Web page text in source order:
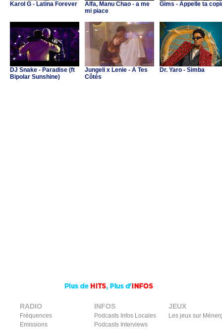
Karol G - Latina Forever
Alfa, Manu Chao - a me
mi piace
Gims - Appelle ta
DJ Snake - Paradise (ft
Bipolar Sunshine)
Jungeli x Lenie - À Tes
Côtés
Dr. Yaro - Simba
RADIO
Fréquences
Emissions
INFOS
Podcasts Infos Locales
Podcasts Interviews
JEUX
Les jeux sur